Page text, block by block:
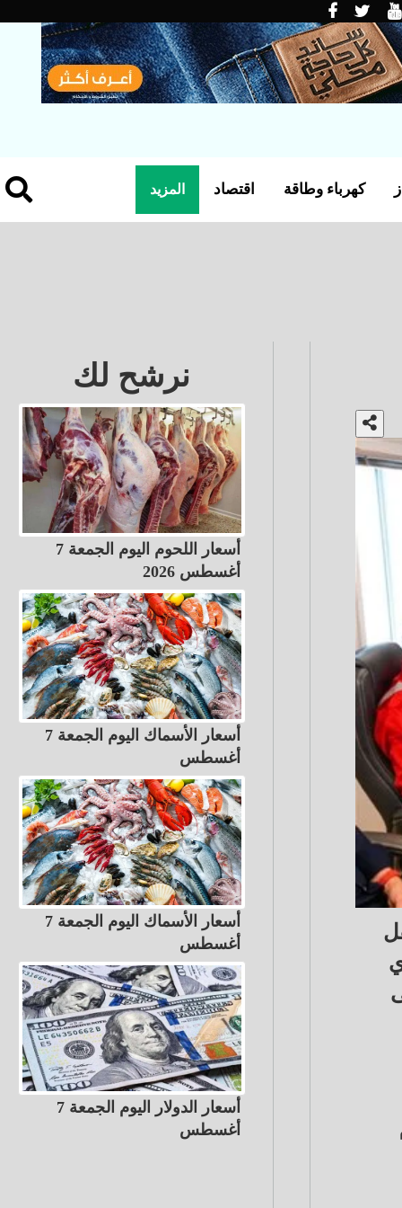
المزيد اقتصاد كهرباء وطاقة
نرشح لك
أسعار اللحوم اليوم الجمعة 7
أغسطس 2026
أسعار الأسماك اليوم الجمعة 7
أغسطس
أسعار الأسماك اليوم الجمعة 7
أغسطس
أسعار الدولار اليوم الجمعة 7
أغسطس